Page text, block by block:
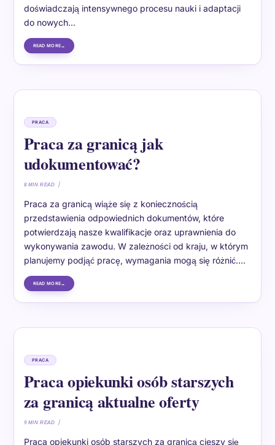
doświadczają intensywnego procesu nauki i adaptacji
do nowych…
READ MORE
PRACA
Praca za granicą jak
udokumentować?
8 MIN READ
Praca za granicą wiąże się z koniecznością
przedstawienia odpowiednich dokumentów, które
potwierdzają nasze kwalifikacje oraz uprawnienia do
wykonywania zawodu. W zależności od kraju, w którym
planujemy podjąć pracę, wymagania mogą się różnić.…
READ MORE
PRACA
Praca opiekunki osób starszych
za granicą aktualne oferty
9 MIN READ
Praca opiekunki osób starszych za granicą cieszy się